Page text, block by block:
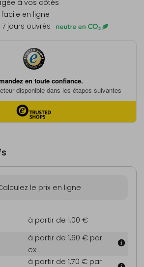
à vos côtés
en ligne
jours ouvrés
le prix en ligne
à partir de 1,00 €
à partir de 1,60 € par
ex.
à partir de 1,70 € par